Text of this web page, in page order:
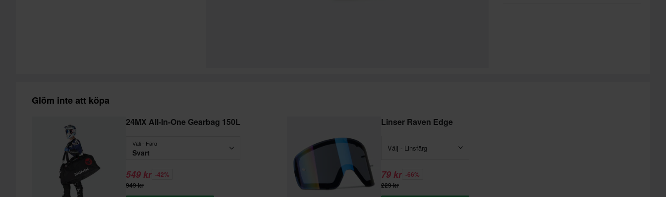
Glöm inte att köpa
24MX All-In-One Gearbag 150L
Välj - Färg
Svart
549 kr -42%
949 kr
Linser Raven Edge
Välj - Linsfärg
79 kr -66%
229 kr